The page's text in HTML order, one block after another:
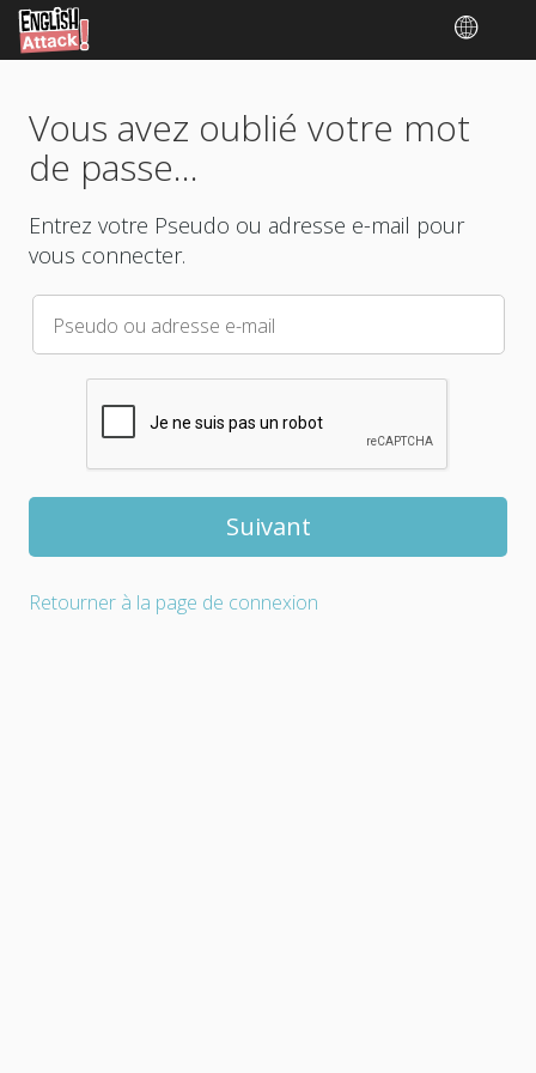
Vous avez oublié votre mot
de passe...
Entrez votre Pseudo ou adresse e-mail pour
vous connecter.
Pseudo ou adresse e-mail
Retourner à la page de connexion